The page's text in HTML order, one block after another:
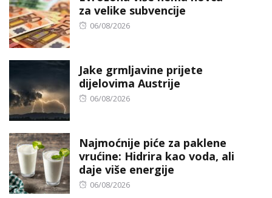
za velike subvencije
Posted
06/08/2026
Jake grmljavine prijete
dijelovima Austrije
Posted
06/08/2026
Najmoćnije piće za paklene
vrućine: Hidrira kao voda, ali
daje više energije
Posted
06/08/2026